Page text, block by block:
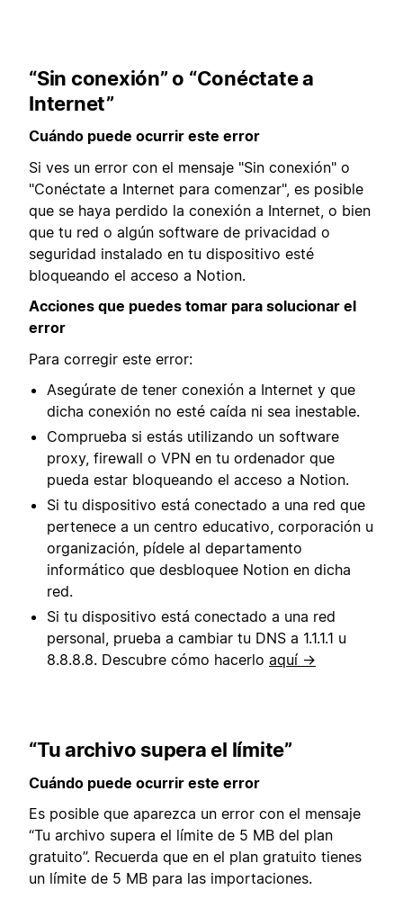
“Sin conexión” o “Conéctate a
Internet”
Cuándo puede ocurrir este error
Si ves un error con el mensaje "Sin conexión" o
"Conéctate a Internet para comenzar", es posible
que se haya perdido la conexión a Internet, o bien
que tu red o algún software de privacidad o
seguridad instalado en tu dispositivo esté
bloqueando el acceso a Notion.
Acciones que puedes tomar para solucionar el
error
Para corregir este error:
Asegúrate de tener conexión a Internet y que
dicha conexión no esté caída ni sea inestable.
Comprueba si estás utilizando un software
proxy, firewall o VPN en tu ordenador que
pueda estar bloqueando el acceso a Notion.
Si tu dispositivo está conectado a una red que
pertenece a un centro educativo, corporación u
organización, pídele al departamento
informático que desbloquee Notion en dicha
red.
Si tu dispositivo está conectado a una red
personal, prueba a cambiar tu DNS a 1.1.1.1 u
8.8.8.8. Descubre cómo hacerlo aquí →
“Tu archivo supera el límite”
Cuándo puede ocurrir este error
Es posible que aparezca un error con el mensaje
“Tu archivo supera el límite de 5 MB del plan
gratuito”. Recuerda que en el plan gratuito tienes
un límite de 5 MB para las importaciones.